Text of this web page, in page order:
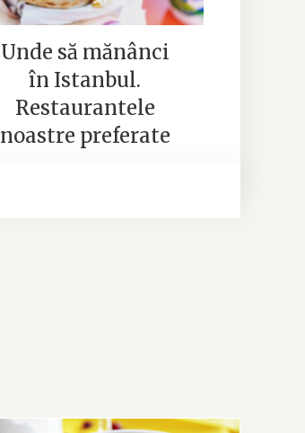
Unde să mănânci
în Istanbul.
Restaurantele
noastre preferate